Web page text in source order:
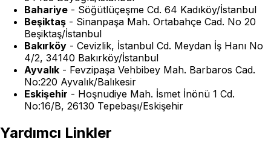
Bahariye - Söğütlüçeşme Cd. 64 Kadıköy/İstanbul
Beşiktaş - Sinanpaşa Mah. Ortabahçe Cad. No 20
Beşiktaş/İstanbul
Bakırköy - Cevizlik, İstanbul Cd. Meydan İş Hanı No
4/2, 34140 Bakırköy/İstanbul
Ayvalık - Fevzipaşa Vehbibey Mah. Barbaros Cad.
No:220 Ayvalık/Balıkesir
Eskişehir - Hoşnudiye Mah. İsmet İnönü 1 Cd.
No:16/B, 26130 Tepebaşı/Eskişehir
Yardımcı Linkler